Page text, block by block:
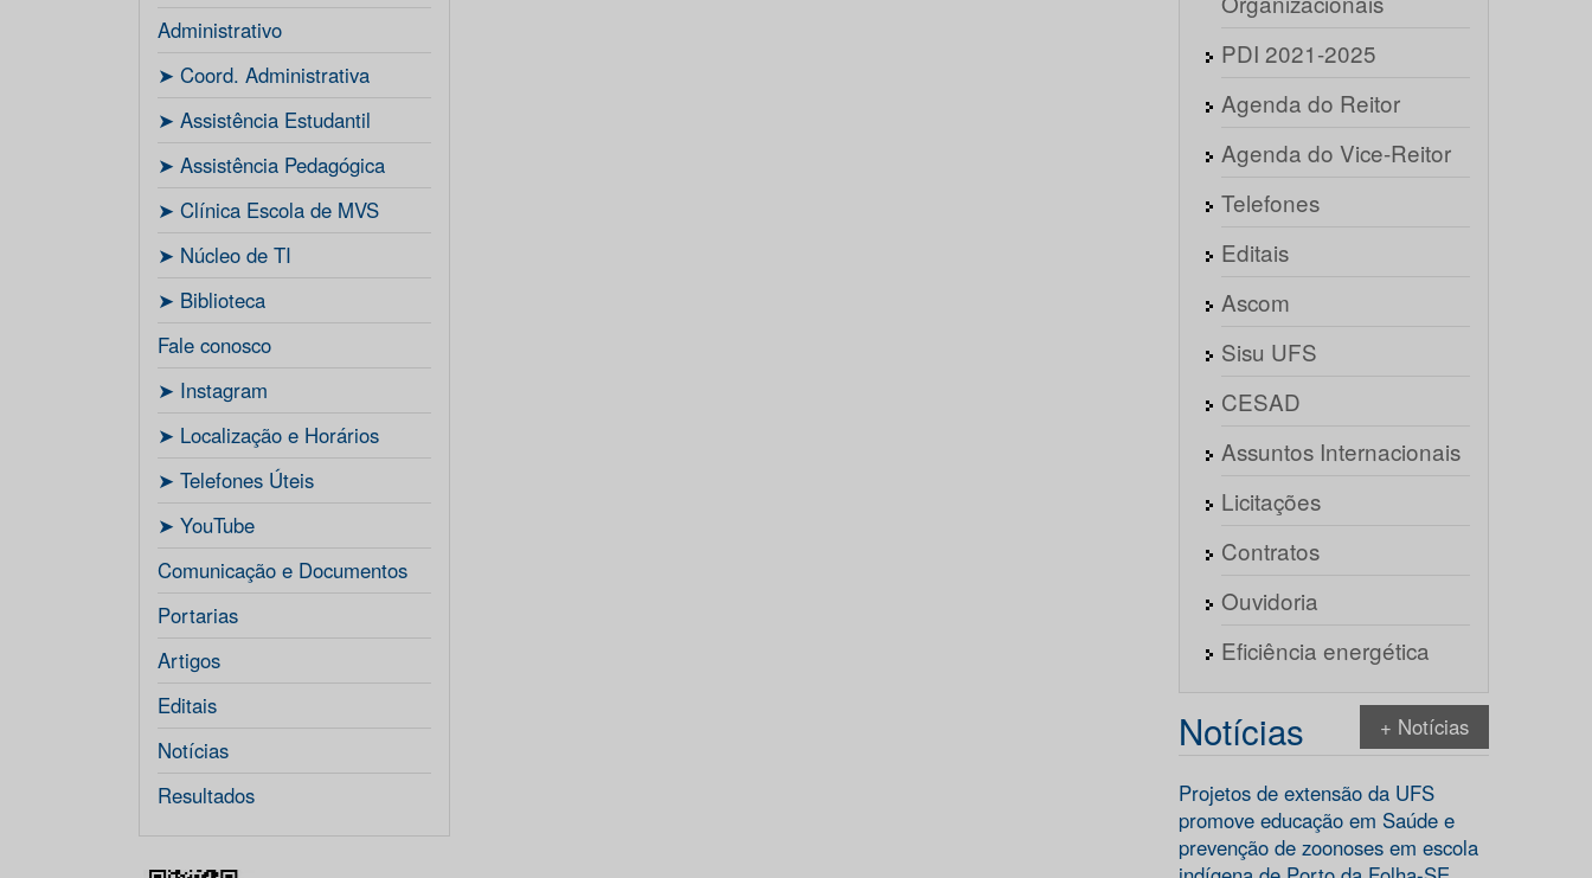
Administrativo
ㅤ➤ Coord. Administrativa
ㅤ➤ Assistência Estudantil
ㅤ➤ Assistência Pedagógica
ㅤ➤ Clínica Escola de MVS
ㅤ➤ Núcleo de TI
ㅤ➤ Biblioteca
Fale conosco
ㅤ➤ Instagram
ㅤ➤ Localização e Horários
ㅤ➤ Telefones Úteis
ㅤ➤ YouTube
Comunicação e Documentos
Portarias
Artigos
Editais
Notícias
Resultados
PDI 2021-2025
Agenda do Reitor
Agenda do Vice-Reitor
Telefones
Editais
Ascom
Sisu UFS
CESAD
Assuntos Internacionais
Licitações
Contratos
Ouvidoria
Eficiência energética
Notícias + Notícias
Projetos de extensão da UFS
promove educação em Saúde e
prevenção de zoonoses em escola